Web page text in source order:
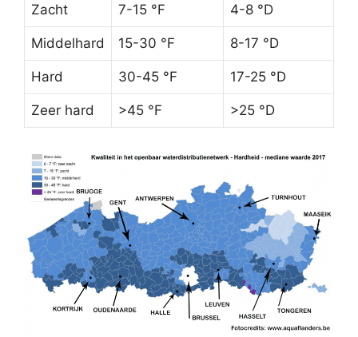
Zacht 7-15 °F 4-8 °D
Middelhard 15-30 °F 8-17 °D
Hard 30-45 °F 17-25 °D
Zeer hard >45 °F >25 °D